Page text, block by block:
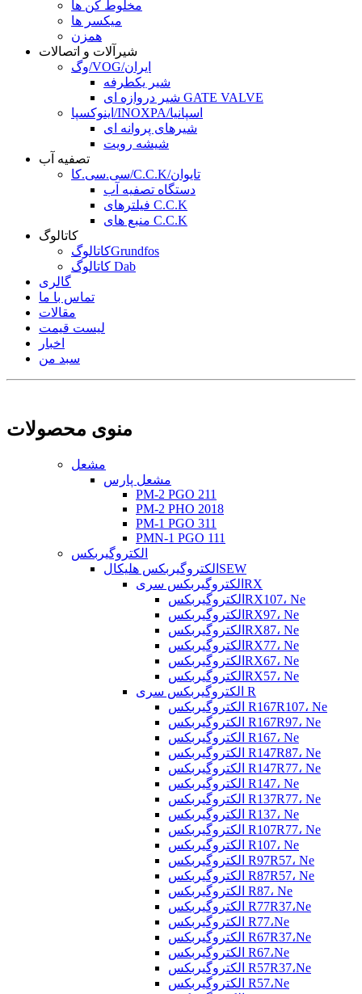
مخلوط کن ها
میکسر ها
همزن
شیرآلات و اتصالات
وگ/VOG/ایران
شیر یکطرفه
شیر دروازه ای GATE VALVE
اینوکسپا/INOXPA/اسپانیا
شیرهای پروانه ای
شیشه رویت
تصفیه آب
سی.سی.کا/C.C.K/تایوان
دستگاه تصفیه آب
فیلترهای C.C.K
منبع های C.C.K
کاتالوگ
کاتالوگGrundfos
کاتالوگ Dab
گالری
تماس با ما
مقالات
لیست قیمت
اخبار
سبد من
منوی محصولات
مشعل
مشعل پارس
PM-2 PGO 211
PM-2 PHO 2018
PM-1 PGO 311
PMN-1 PGO 111
الکتروگیربکس
الکتروگیربکس هلیکالSEW
الکتروگیربکس سریRX
الکتروگیربکسRX107، Ne
الکتروگیربکسRX97، Ne
الکتروگیربکسRX87، Ne
الکتروگیربکسRX77، Ne
الکتروگیربکسRX67، Ne
الکتروگیربکسRX57، Ne
الکتروگیربکس سری R
الکتروگیربکس R167R107، Ne
الکتروگیربکس R167R97، Ne
الکتروگیربکس R167، Ne
الکتروگیربکس R147R87، Ne
الکتروگیربکس R147R77، Ne
الکتروگیربکس R147، Ne
الکتروگیربکس R137R77، Ne
الکتروگیربکس R137، Ne
الکتروگیربکس R107R77، Ne
الکتروگیربکس R107، Ne
الکتروگیربکس R97R57، Ne
الکتروگیربکس R87R57، Ne
الکتروگیربکس R87، Ne
الکتروگیربکس R77R37،Ne
الکتروگیربکس R77،Ne
الکتروگیربکس R67R37،Ne
الکتروگیربکس R67،Ne
الکتروگیربکس R57R37،Ne
الکتروگیربکس R57،Ne